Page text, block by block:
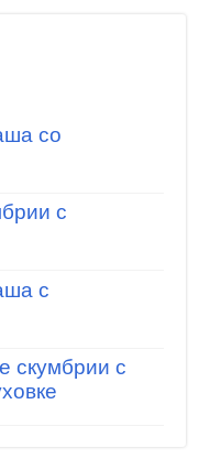
со
с
с
скумбрии с